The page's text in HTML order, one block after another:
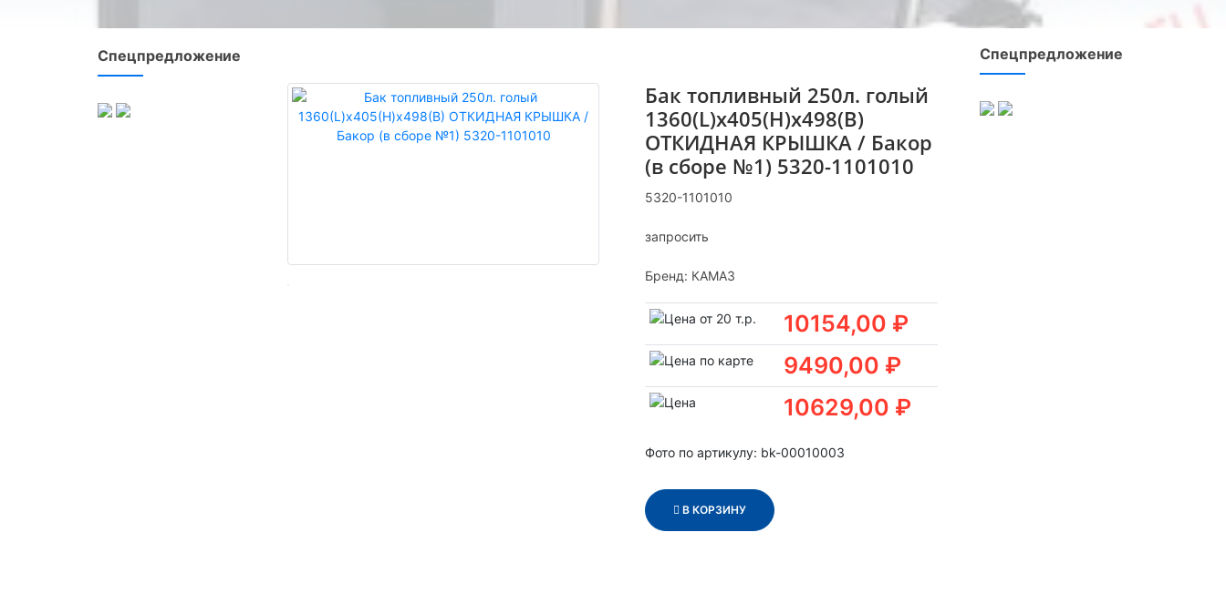
Спецпредложение
Бак топливный 250л. голый
1360(L)х405(H)х498(B)
ОТКИДНАЯ КРЫШКА / Бакор
(в сборе №1) 5320-1101010
5320-1101010
запросить
Бренд: КАМАЗ
10154,00 ₽
9490,00 ₽
10629,00 ₽
Фото по артикулу: bk-00010003
В КОРЗИНУ
Спецпредложение